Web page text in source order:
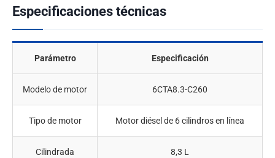
Especificaciones técnicas
Parámetro Especificación
Modelo de motor 6CTA8.3-C260
Tipo de motor Motor diésel de 6 cilindros en línea
Cilindrada 8,3 L